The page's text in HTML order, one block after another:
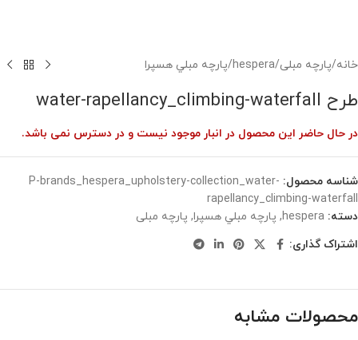
خانه/پارچه مبلی/
hespera
/پارچه مبلي هسپرا
طرح water-rapellancy_climbing-waterfall
در حال حاضر این محصول در انبار موجود نیست و در دسترس نمی باشد.
شناسه محصول: P-brands_hespera_upholstery-collection_water-
rapellancy_climbing-waterfall
دسته: hespera
, پارچه مبلي هسپرا, پارچه مبلی
اشتراک گذاری:
محصولات مشابه